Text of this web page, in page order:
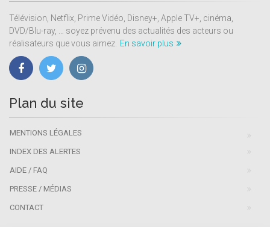
Télévision, Netflix, Prime Vidéo, Disney+, Apple TV+, cinéma,
DVD/Blu-ray, … soyez prévenu des actualités des acteurs ou
réalisateurs que vous aimez. En savoir plus
Plan du site
MENTIONS LÉGALES
INDEX DES ALERTES
AIDE / FAQ
PRESSE / MÉDIAS
CONTACT